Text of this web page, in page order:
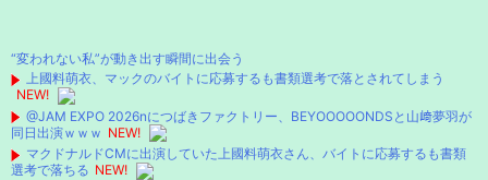

“変われない私”が動き出す瞬間に出会う
上國料萌衣、マックのバイトに応募するも書類選考で落とされてしまう
NEW!
@JAM EXPO 2026nにつばきファクトリー、BEYOOOOONDSと山﨑夢羽が
同日出演ｗｗｗ NEW!
マクドナルドCMに出演していた上國料萌衣さん、バイトに応募するも書類
選考で落ちる NEW!